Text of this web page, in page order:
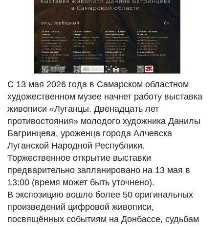
С 13 мая 2026 года в Самарском областном
художественном музее начнет работу выставка
живописи «Луганцы. Двенадцать лет
противостояния» молодого художника Данилы
Багринцева, уроженца города Алчевска
Луганской Народной Республики.
Торжественное открытие выставки
предварительно запланировано на 13 мая в
13:00 (время может быть уточнено).
В экспозицию вошло более 50 оригинальных
произведений цифровой живописи,
посвящённых событиям на Донбассе, судьбам